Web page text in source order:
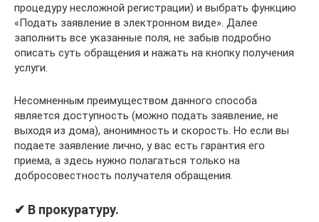
процедуру несложной регистрации) и выбрать функцию
«Подать заявление в электронном виде». Далее
заполнить все указанные поля, не забыв подробно
описать суть обращения и нажать на кнопку получения
услуги.
Несомненным преимуществом данного способа
является доступность (можно подать заявление, не
выходя из дома), анонимность и скорость. Но если вы
подаете заявление лично, у вас есть гарантия его
приема, а здесь нужно полагаться только на
добросовестность получателя обращения.
✔ В прокуратуру.